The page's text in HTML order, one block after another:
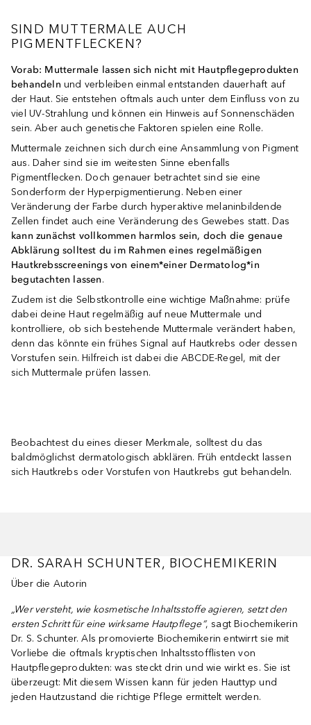
SIND MUTTERMALE AUCH
PIGMENTFLECKEN?
Vorab: Muttermale lassen sich nicht mit Hautpflegeprodukten
behandeln und verbleiben einmal entstanden dauerhaft auf
der Haut. Sie entstehen oftmals auch unter dem Einfluss von zu
viel UV-Strahlung und können ein Hinweis auf Sonnenschäden
sein. Aber auch genetische Faktoren spielen eine Rolle.
Muttermale zeichnen sich durch eine Ansammlung von Pigment
aus. Daher sind sie im weitesten Sinne ebenfalls
Pigmentflecken. Doch genauer betrachtet sind sie eine
Sonderform der Hyperpigmentierung. Neben einer
Veränderung der Farbe durch hyperaktive melaninbildende
Zellen findet auch eine Veränderung des Gewebes statt. Das
kann zunächst vollkommen harmlos sein, doch die genaue
Abklärung solltest du im Rahmen eines regelmäßigen
Hautkrebsscreenings von einem*einer Dermatolog*in
begutachten lassen.
Zudem ist die Selbstkontrolle eine wichtige Maßnahme: prüfe
dabei deine Haut regelmäßig auf neue Muttermale und
kontrolliere, ob sich bestehende Muttermale verändert haben,
denn das könnte ein frühes Signal auf Hautkrebs oder dessen
Vorstufen sein. Hilfreich ist dabei die ABCDE-Regel, mit der
sich Muttermale prüfen lassen.
Beobachtest du eines dieser Merkmale, solltest du das
baldmöglichst dermatologisch abklären. Früh entdeckt lassen
sich Hautkrebs oder Vorstufen von Hautkrebs gut behandeln.
DR. SARAH SCHUNTER, BIOCHEMIKERIN
Über die Autorin
„Wer versteht, wie kosmetische Inhaltsstoffe agieren, setzt den
ersten Schritt für eine wirksame Hautpflege“, sagt Biochemikerin
Dr. S. Schunter. Als promovierte Biochemikerin entwirrt sie mit
Vorliebe die oftmals kryptischen Inhaltsstofflisten von
Hautpflegeprodukten: was steckt drin und wie wirkt es. Sie ist
überzeugt: Mit diesem Wissen kann für jeden Hauttyp und
jeden Hautzustand die richtige Pflege ermittelt werden.